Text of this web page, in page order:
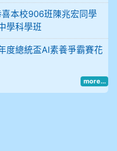
本校906班陳兆宏同學
學科學班
度總統盃AI素養爭霸賽花
more...